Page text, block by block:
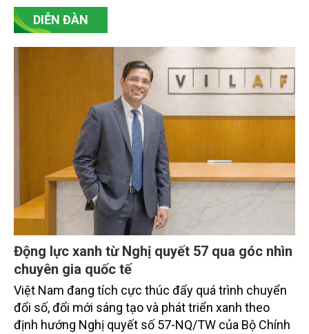
DIỄN ĐÀN
Động lực xanh từ Nghị quyết 57 qua góc nhìn
chuyên gia quốc tế
Việt Nam đang tích cực thúc đẩy quá trình chuyển
đổi số, đổi mới sáng tạo và phát triển xanh theo
định hướng Nghị quyết số 57-NQ/TW của Bộ Chính